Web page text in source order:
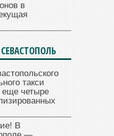
в
такси
еще четыре
В